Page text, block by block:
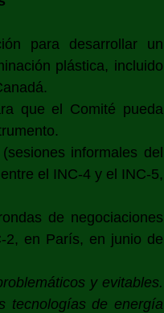
para desarrollar un
plástica, incluido
que el Comité pueda
informales del
el INC-4 y el INC-5,
de negociaciones
2, en París, en junio de
y evitables.
tecnologías de energía